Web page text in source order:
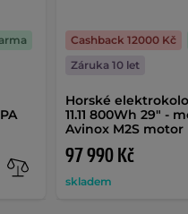
Horské
11.11 800Wh 29" -
Avinox M2S motor
97 990 Kč
skladem
Cashback 12000 Kč
Záruka 10 let